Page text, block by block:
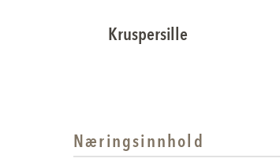
Kruspersille
Næringsinnhold